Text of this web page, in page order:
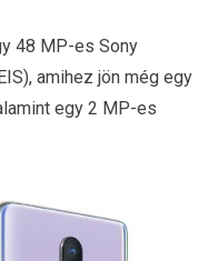
48 MP-es Sony
amihez jön még egy
egy 2 MP-es